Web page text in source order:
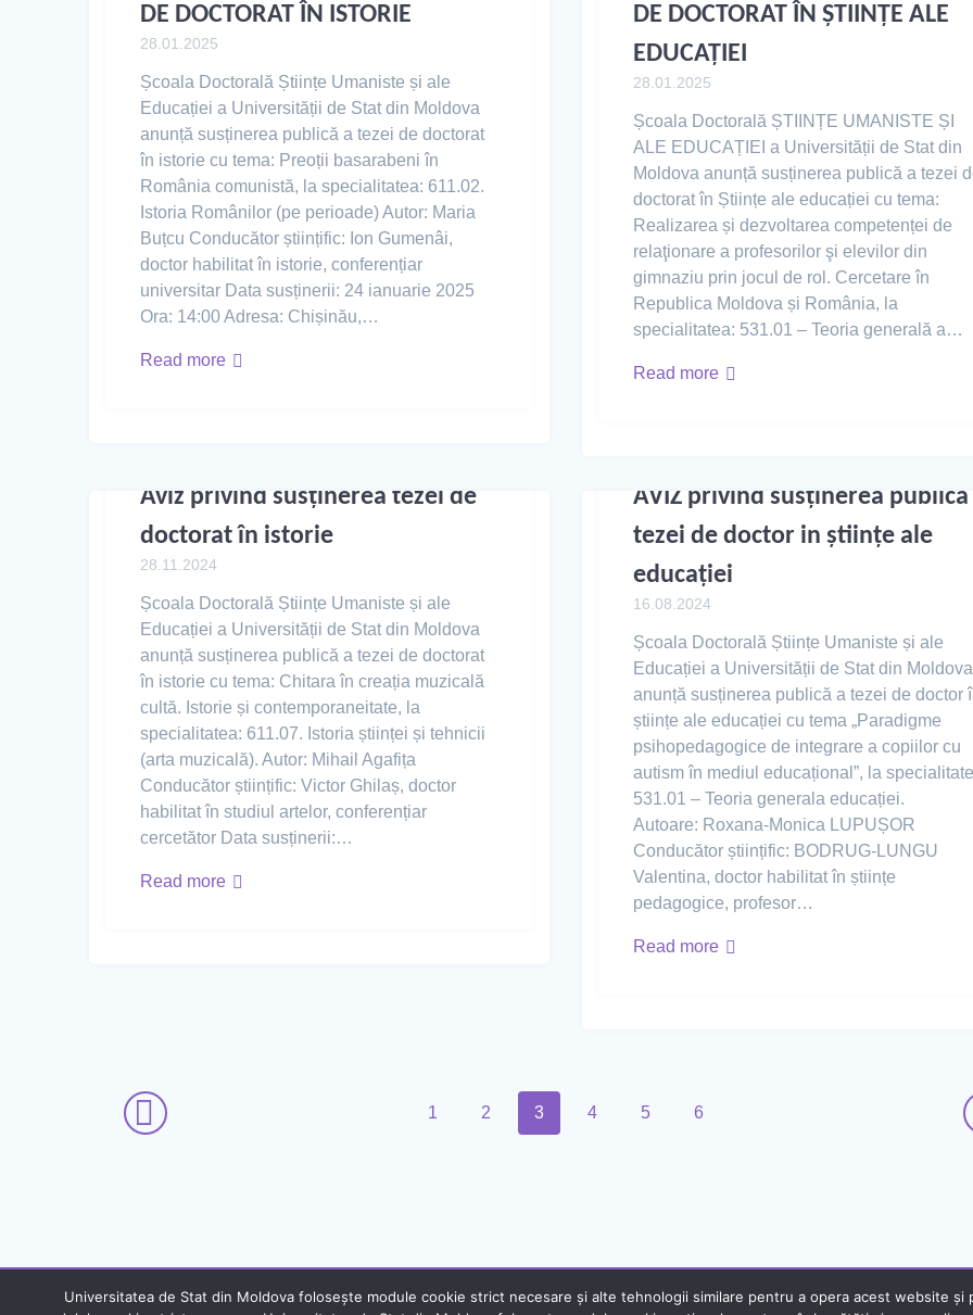
DE DOCTORAT ÎN ISTORIE
28.01.2025
Școala Doctorală Științe Umaniste și ale
Educației a Universității de Stat din Moldova
anunță susținerea publică a tezei de doctorat
în istorie cu tema: Preoții basarabeni în
România comunistă, la specialitatea: 611.02.
Istoria Românilor (pe perioade) Autor: Maria
Buțcu Conducător științific: Ion Gumenâi,
doctor habilitat în istorie, conferențiar
universitar Data susținerii: 24 ianuarie 2025
Ora: 14:00 Adresa: Chișinău,…
Read more
DE DOCTORAT ÎN ȘTIINȚE ALE
EDUCAȚIEI
28.01.2025
Școala Doctorală ȘTIINȚE UMANISTE ȘI
ALE EDUCAȚIEI a Universității de Stat din
Moldova anunță susținerea publică a tezei
doctorat în Științe ale educației cu tema:
Realizarea și dezvoltarea competenței de
relaţionare a profesorilor şi elevilor din
gimnaziu prin jocul de rol. Cercetare în
Republica Moldova și România, la
specialitatea: 531.01 – Teoria generală a…
Read more
Aviz privind susținerea tezei de
doctorat în istorie
28.11.2024
Școala Doctorală Științe Umaniste și ale
Educației a Universității de Stat din Moldova
anunță susținerea publică a tezei de doctorat
în istorie cu tema: Chitara în creația muzicală
cultă. Istorie și contemporaneitate, la
specialitatea: 611.07. Istoria științei și tehnicii
(arta muzicală). Autor: Mihail Agafița
Conducător științific: Victor Ghilaș, doctor
habilitat în studiul artelor, conferențiar
cercetător Data susținerii:…
Read more
AVIZ privind susținerea publica
tezei de doctor in științe ale
educației
16.08.2024
Școala Doctorală Științe Umaniste și ale
Educației a Universității de Stat din Moldova
anunță susținerea publică a tezei de doctor
științe ale educației cu tema „Paradigme
psihopedagogice de integrare a copiilor cu
autism în mediul educațional”, la
531.01 – Teoria generala educației.
Autoare: Roxana-Monica LUPUȘOR
Conducător științific: BODRUG-LUNGU
Valentina, doctor habilitat în științe
pedagogice, profesor…
Read more
1 2 3 4 5 6
Universitatea de Stat din Moldova folosește module cookie strict necesare și alte tehnologii similare pentru a opera acest website